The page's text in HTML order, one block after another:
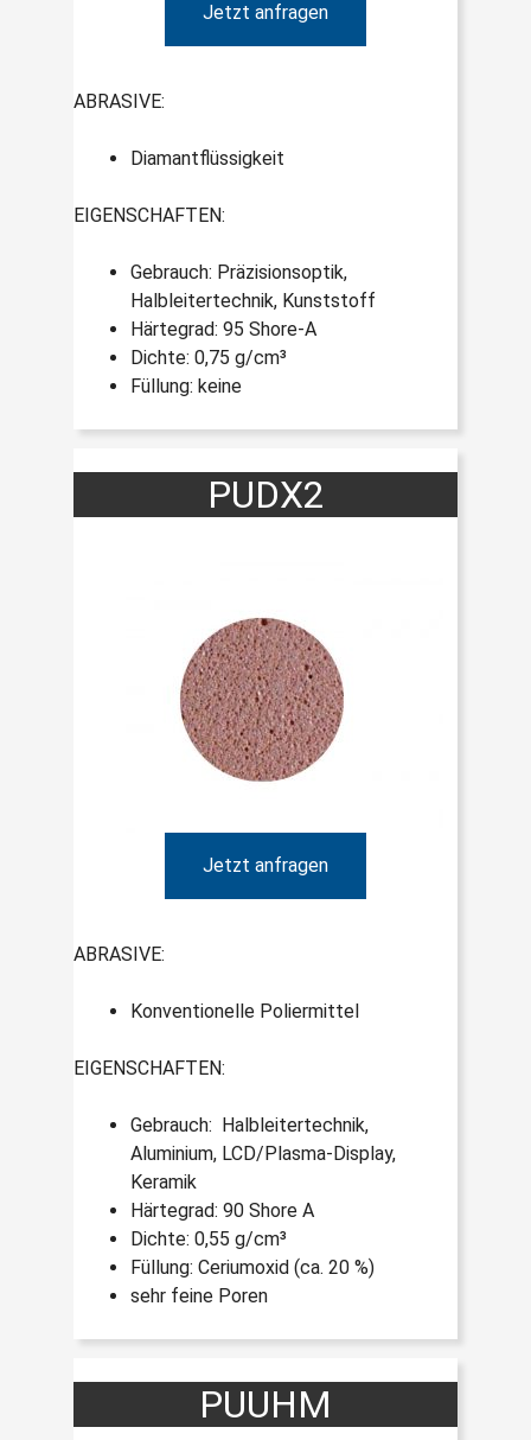
Jetzt anfragen
ABRASIVE:
Diamantflüssigkeit
EIGENSCHAFTEN:
Gebrauch: Präzisionsoptik,
Halbleitertechnik, Kunststoff
Härtegrad: 95 Shore-A
Dichte: 0,75 g/cm³
Füllung: keine
PUDX2
Jetzt anfragen
ABRASIVE:
Konventionelle Poliermittel
EIGENSCHAFTEN:
Gebrauch: Halbleitertechnik,
Aluminium, LCD/Plasma-Display,
Keramik
Härtegrad: 90 Shore A
Dichte: 0,55 g/cm³
Füllung: Ceriumoxid (ca. 20 %)
sehr feine Poren
PUUHM